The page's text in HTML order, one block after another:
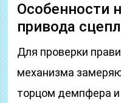
Особенности
привода
Для проверки
механизма
торцом демпфера и